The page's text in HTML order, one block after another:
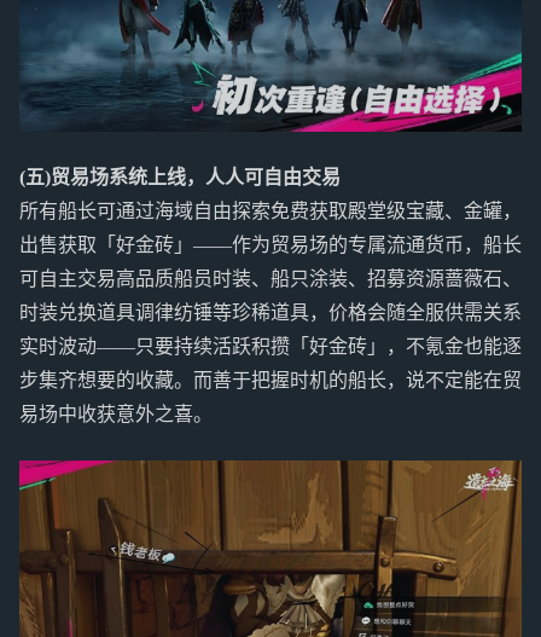
(五)贸易场系统上线，人人可自由交易
所有船长可通过海域自由探索免费获取殿堂级宝藏、金罐，
出售获取「好金砖」——作为贸易场的专属流通货币，船长
可自主交易高品质船员时装、船只涂装、招募资源蔷薇石、
时装兑换道具调律纺锤等珍稀道具，价格会随全服供需关系
实时波动——只要持续活跃积攒「好金砖」，不氪金也能逐
步集齐想要的收藏。而善于把握时机的船长，说不定能在贸
易场中收获意外之喜。